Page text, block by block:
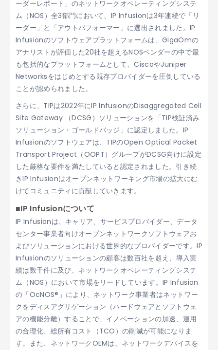
ーダーレポート」のネットワークオペレーティングシステ
ム（NOS）全3部門において、IP Infusionは3年連続で「リ
ーダー」と「アウトパフォーマー」に選出されました。IP
Infusionのソフトウェアプラットフォームは、GigaOmの
アナリストが評価した20社を超えるNOSベンダーの中で最
も包括的なプラットフォームとして、CiscoやJuniper
Networksをはじめとする既存プロバイダーを圧倒している
ことが認められました。
さらに、TIPは2022年にIP InfusionのDisaggregated Cell
Site Gateway （DCSG）ソリューションを「TIP検証済み
ソリューション・ゴールドバッジ」に認定しました。IP
Infusionのソフトウェアは、TIPのOpen Optical Packet
Transport Project（OOPT）グループがDCSG向けに設定
した厳格な要件を満たしていると認定されました。引き続
きIP Infusionはオープンネットワーキング市場の拡大にむ
けてコミュニティに貢献していきます。
■IP Infusionについて
IP Infusionは、キャリア、サービスプロバイダー、データ
センター事業者向けオープンネットワークソフトウェアお
よびソリューションにおける世界的なプロバイダーです。IP
Infusionのソリューションの顧客は数百社を超え、導入実
績は数千件に及び、ネットワークオペレーティングシステ
ム（NOS）において市場をリードしています。IP Infusion
の「OcNOS®」により、ネットワーク事業者はネットワー
クをディスアグリゲーション（ハードウェアとソフトウェ
アの機能分離）することで、イノベーションの加速、運用
の合理化、総所有コスト（TCO）の削減が可能になりま
す。また、ネットワークOEMは、ネットワークデバイスを